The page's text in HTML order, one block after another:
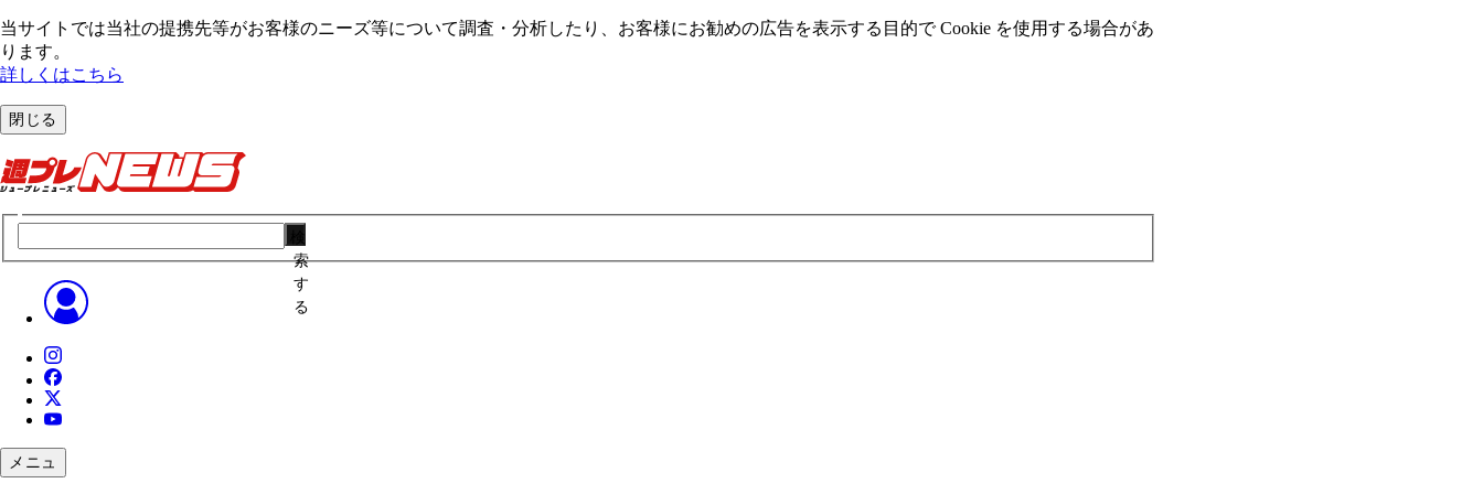
当サイトでは当社の提携先等がお客様のニーズ等について調査・分析したり、お客様にお勧めの広告を表⽰する⽬的で Cookie を使⽤する場合があ
ります。
詳しくはこちら
閉じる
索
す
る
メニュ